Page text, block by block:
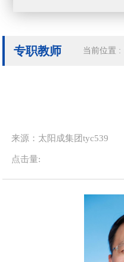
专职教师 当前位置 :
来源：太阳成集团tyc539
点击量: